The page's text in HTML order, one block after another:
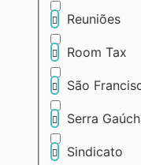
Reuniões
Room Tax
São
Serra
Sindicato